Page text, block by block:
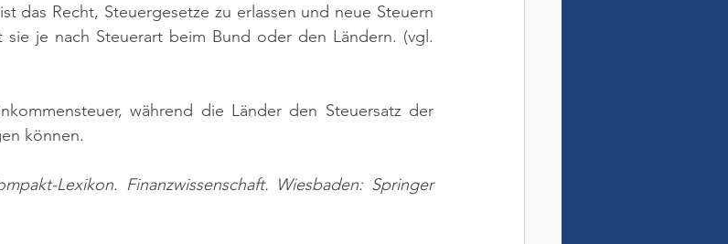
das Recht, Steuergesetze zu erlassen und neue Steuern
sie je nach Steuerart beim Bund oder den Ländern. (vgl.
während die Länder den Steuersatz der
können.
Lexikon. Finanzwissenschaft. Wiesbaden: Springer